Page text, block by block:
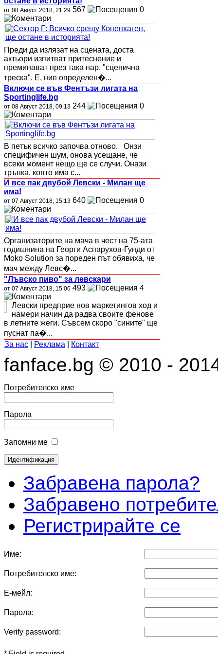
от 08 Август 2018, 21:29 567 0
Преди да излязат на сцената, доста
актьори изпитват притеснение и
преминават през така нар. "сценична
треска". Е, ние определен�...
Включи се във Фентъзи лигата на
Sportinglife.bg
от 08 Август 2018, 09:13 244 0
В петък всичко започва отново. Онзи
специфичен шум, онова усещане, че
всеки момент нещо ще се случи. Онази
тръпка, която има с...
И все пак двубой Левски - Милан ще
има!
от 07 Август 2018, 15:13 640 0
Организаторите на мача в чест на 75-ата
годишнина на Георги Аспарухов-Гунди от
Moko Solution за пореден път обявиха, че
мач между Левс�...
"Лъвско пиво" за левскари
от 07 Август 2018, 15:06 493 4
Левски предприе нов маркетингов ход и
намери начин да радва своите фенове
в летните жеги. Съвсем скоро "сините" ще
пуснат па�...
За нас
Реклама Контакт
fanface.bg © 2010 -
Потребителско име
Парола
Запомни ме
Забравена парола?
Забравено
Регистрирайте се
Име:
Потребителско име:
Е-мейл:
Парола:
Verify password: